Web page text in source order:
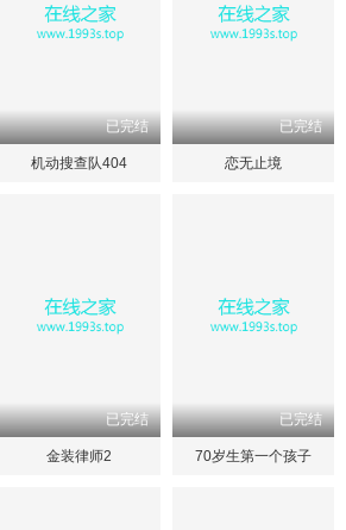
已完结
机动搜查队404
已完结
恋无止境
已完结
金装律师2
已完结
70岁生第一个孩子